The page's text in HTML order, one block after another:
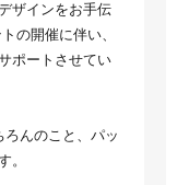
ザインをお手伝
の開催に伴い、
ポートさせてい
んのこと、パッ
。